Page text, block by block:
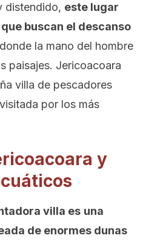
distendido, este lugar
buscan el descanso
donde la mano del hombre
paisajes. Jericoacoara
villa de pescadores
por los más
y
villa es una
de enormes dunas